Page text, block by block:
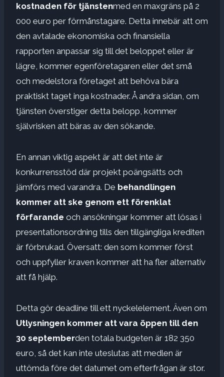
kostnaden för tjänstenmed en maxgräns på 2
000 euro per förmånstagare. Detta innebär att om
den avtalade ekonomiska och finansiella
rapporten anpassar sig till det beloppet eller är
lägre, kommer egenföretagaren eller det små
och medelstora företaget att behöva bära
praktiskt taget inga kostnader. Å andra sidan, om
tjänsten överstiger detta belopp, kommer
självrisken att bäras av den sökande.
En annan viktig aspekt är att det inte är
konkurrensstöd där projekt poängsätts och
jämförs med varandra. De behandlingen
kommer att ske genom ett förenklat
förfarande och ansökningar kommer att lösas i
presentationsordning tills den tillgängliga krediten
är förbrukad. Översatt: den som kommer först
och uppfyller kraven kommer att ha fler alternativ
att få hjälp.
Detta gör deadline till ett nyckelelement. Även om
Utlysningen kommer att vara öppen till den
30 septemberden totala budgeten är 182 350
euro, så det kan inte uteslutas att medlen är
uttömda före det datumet om efterfrågan är stor.